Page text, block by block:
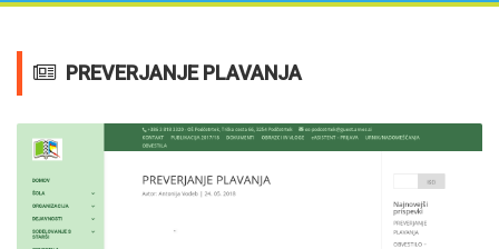
PREVERJANJE PLAVANJA